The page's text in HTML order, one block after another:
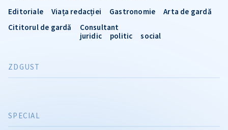
SPECIAL
Editoriale
Viața redacției Gastronomie
Arta de gardă
Cititorul de gardă
Consultant
juridic
politic social
ZDGUST